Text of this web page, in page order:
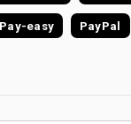
Pay-easy PayPal